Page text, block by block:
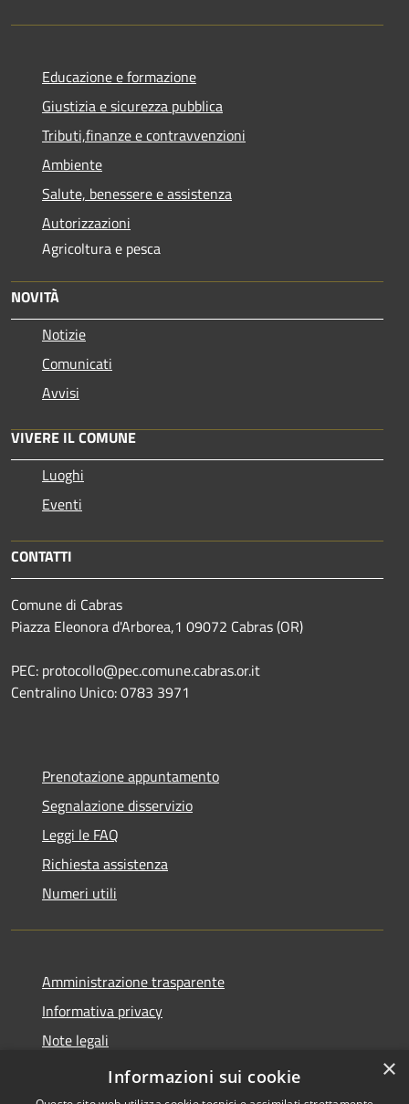
Educazione e formazione
Giustizia e sicurezza pubblica
Tributi,finanze e contravvenzioni
Ambiente
Salute, benessere e assistenza
Autorizzazioni
Agricoltura e pesca
NOVITÀ
Notizie
Comunicati
Avvisi
VIVERE IL COMUNE
Luoghi
Eventi
CONTATTI
Comune di Cabras
Piazza Eleonora d'Arborea,1 09072 Cabras (OR)
PEC: protocollo@pec.comune.cabras.or.it
Centralino Unico: 0783 3971
Prenotazione appuntamento
Segnalazione disservizio
Leggi le FAQ
Richiesta assistenza
Numeri utili
Amministrazione trasparente
Informativa privacy
Note legali
Dichiarazione di accessibilità
×
Informazioni sui cookie